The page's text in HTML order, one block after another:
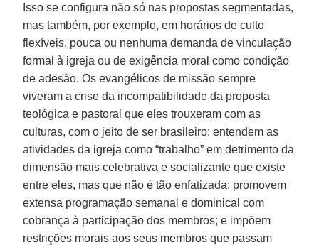
Isso se configura não só nas propostas segmentadas,
mas também, por exemplo, em horários de culto
flexíveis, pouca ou nenhuma demanda de vinculação
formal à igreja ou de exigência moral como condição
de adesão. Os evangélicos de missão sempre
viveram a crise da incompatibilidade da proposta
teológica e pastoral que eles trouxeram com as
culturas, com o jeito de ser brasileiro: entendem as
atividades da igreja como “trabalho” em detrimento da
dimensão mais celebrativa e socializante que existe
entre eles, mas que não é tão enfatizada; promovem
extensa programação semanal e dominical com
cobrança à participação dos membros; e impõem
restrições morais aos seus membros que passam